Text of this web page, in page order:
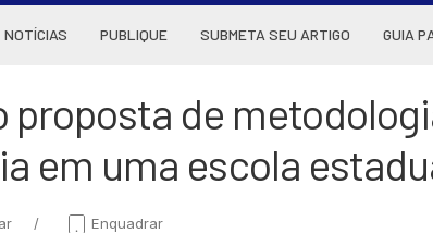
NOTÍCIAS PUBLIQUE SUBMETA SEU ARTIGO GUIA
proposta de
em uma escola
Enquadrar